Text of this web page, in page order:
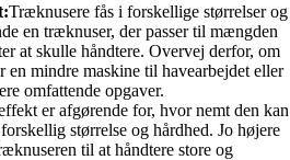
Træknusere fås i forskellige størrelser og
en træknuser, der passer til mængden
at skulle håndtere. Overvej derfor, om
mindre maskine til havearbejdet eller
omfattende opgaver.
er afgørende for, hvor nemt den kan
størrelse og hårdhed. Jo højere
til at håndtere store og